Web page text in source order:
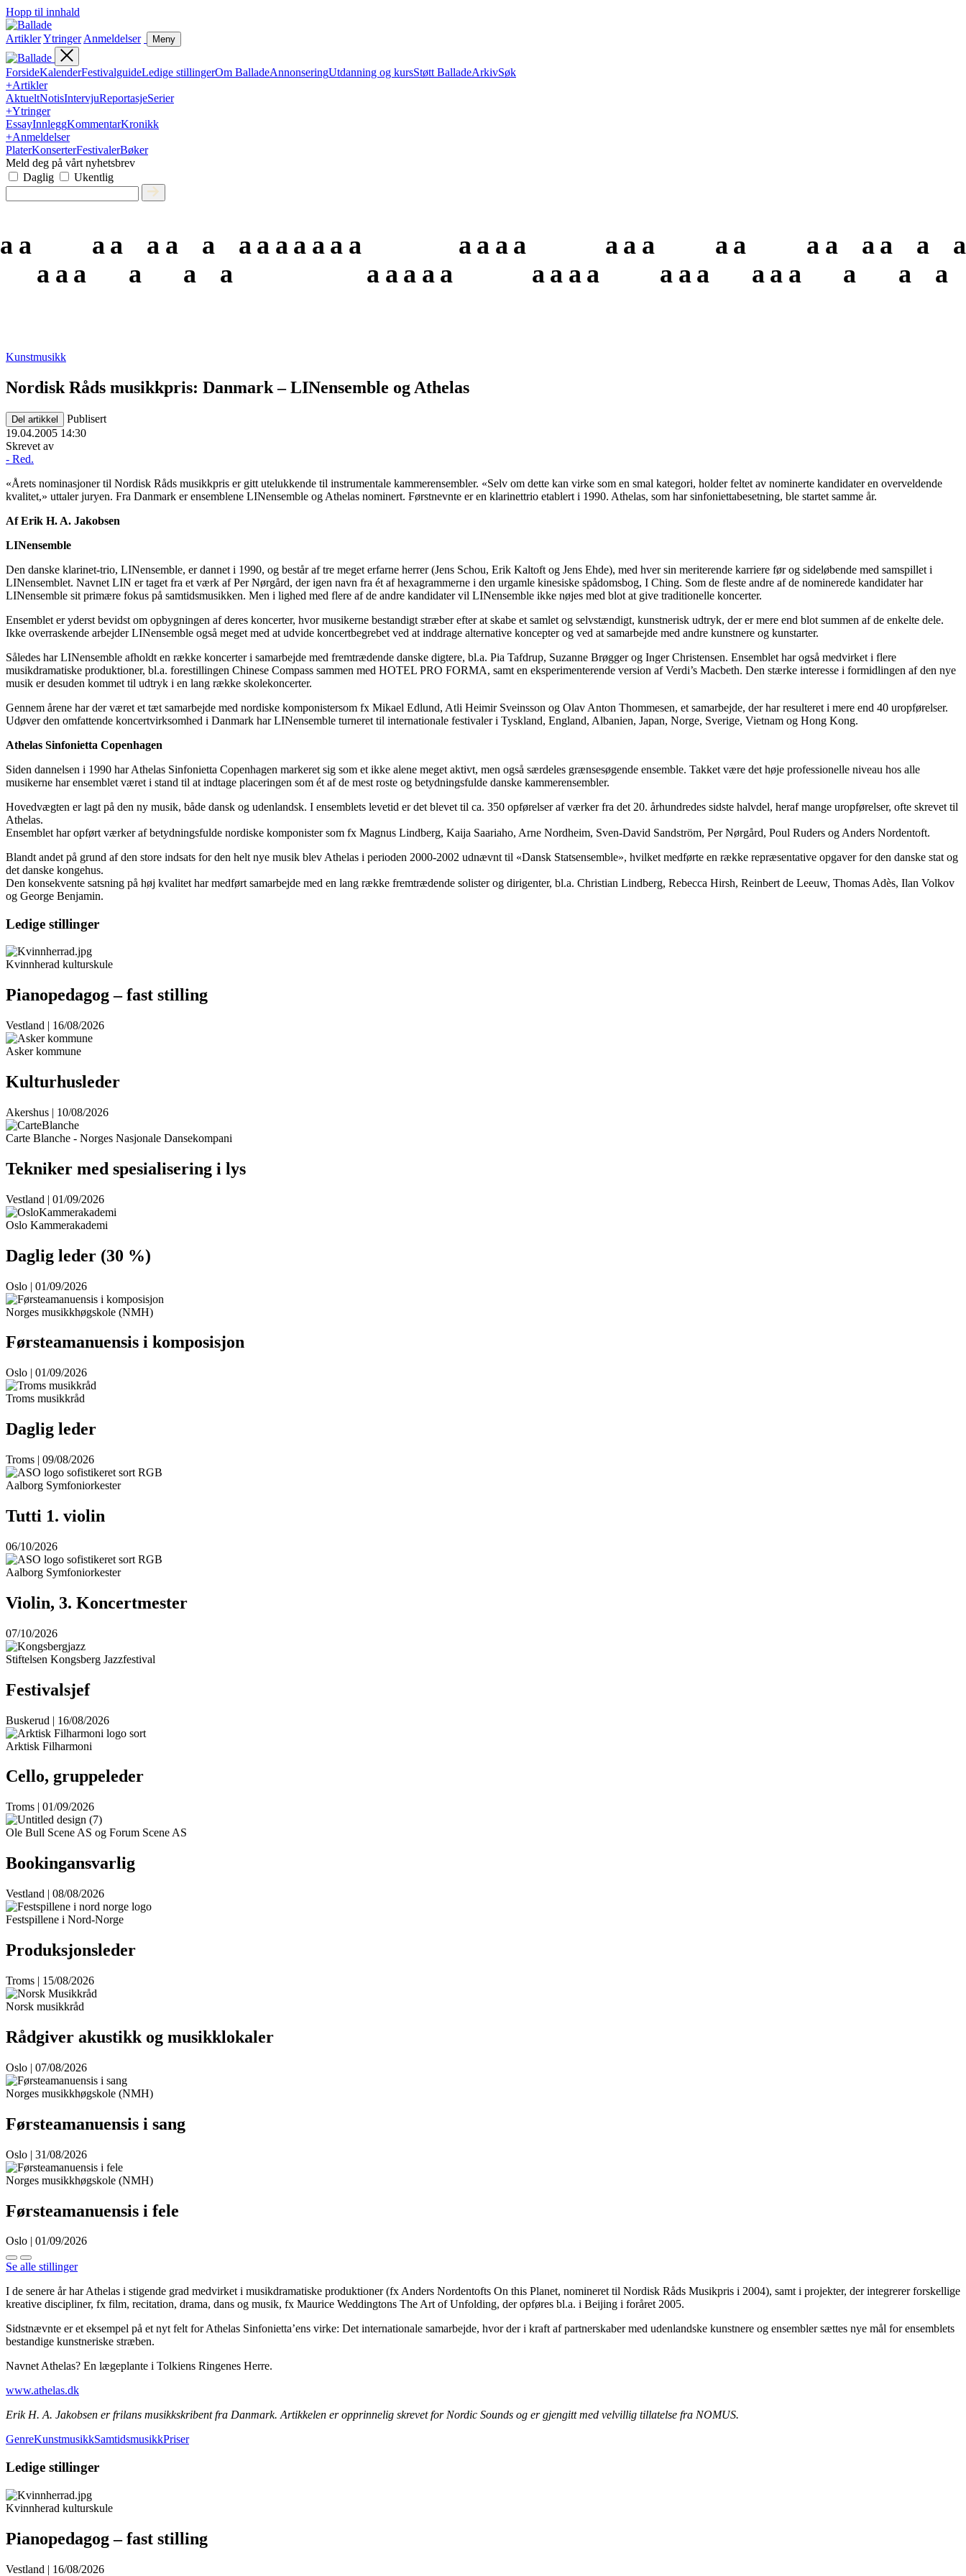
Hopp til innhald
ArtiklerYtringer Anmeldelser Meny
ForsideKalenderFestivalguideLedige stillingerOm BalladeAnnonseringUtdanning og kursStøtt BalladeArkivSøk
+Artikler
AktueltNotisIntervjuReportasjeSerier
+Ytringer
EssayInnleggKommentarKronikk
+Anmeldelser
PlaterKonserterFestivalerBøker
Meld deg på vårt nyhetsbrev
Daglig
Ukentlig
a
a
a
a
a
a
a
a
a
a
a
a
a
a
Kunstmusikk
Nordisk Råds musikkpris: Danmark – LINensemble og Athelas
Del artikkel
Publisert
19.04.2005 14:30
Skrevet av
- Red.
«Årets nominasjoner til Nordisk Råds musikkpris er gitt utelukkende til instrumentale kammerensembler. «Selv om dette kan virke som en smal kategori, holder feltet av nominerte kandidater en overveldende
kvalitet,» uttaler juryen. Fra Danmark er ensemblene LINensemble og Athelas nominert. Førstnevnte er en klarinettrio etablert i 1990. Athelas, som har sinfoniettabesetning, ble startet samme år.
Af Erik H. A. Jakobsen
LINensemble
Den danske klarinet-trio, LINensemble, er dannet i 1990, og består af tre meget erfarne herrer (Jens Schou, Erik Kaltoft og Jens Ehde), med hver sin meriterende karriere før og sideløbende med samspillet i
LINensemblet. Navnet LIN er taget fra et værk af Per Nørgård, der igen navn fra ét af hexagrammerne i den urgamle kinesiske spådomsbog, I Ching. Som de fleste andre af de nominerede kandidater har
LINensemble sit primære fokus på samtidsmusikken. Men i lighed med flere af de andre kandidater vil LINensemble ikke nøjes med blot at give traditionelle koncerter.
Ensemblet er yderst bevidst om opbygningen af deres koncerter, hvor musikerne bestandigt stræber efter at skabe et samlet og selvstændigt, kunstnerisk udtryk, der er mere end blot summen af de enkelte dele.
Ikke overraskende arbejder LINensemble også meget med at udvide koncertbegrebet ved at inddrage alternative koncepter og ved at samarbejde med andre kunstnere og kunstarter.
Således har LINensemble afholdt en række koncerter i samarbejde med fremtrædende danske digtere, bl.a. Pia Tafdrup, Suzanne Brøgger og Inger Christensen. Ensemblet har også medvirket i flere
musikdramatiske produktioner, bl.a. forestillingen Chinese Compass sammen med HOTEL PRO FORMA, samt en eksperimenterende version af Verdi’s Macbeth. Den stærke interesse i formidlingen af den nye
musik er desuden kommet til udtryk i en lang række skolekoncerter.
Gennem årene har der været et tæt samarbejde med nordiske komponistersom fx Mikael Edlund, Atli Heimir Sveinsson og Olav Anton Thommesen, et samarbejde, der har resulteret i mere end 40 uropførelser.
Udøver den omfattende koncertvirksomhed i Danmark har LINensemble turneret til internationale festivaler i Tyskland, England, Albanien, Japan, Norge, Sverige, Vietnam og Hong Kong.
Athelas Sinfonietta Copenhagen
Siden dannelsen i 1990 har Athelas Sinfonietta Copenhagen markeret sig som et ikke alene meget aktivt, men også særdeles grænsesøgende ensemble. Takket være det høje professionelle niveau hos alle
musikerne har ensemblet været i stand til at indtage placeringen som ét af de mest roste og betydningsfulde danske kammerensembler.
Hovedvægten er lagt på den ny musik, både dansk og udenlandsk. I ensemblets levetid er det blevet til ca. 350 opførelser af værker fra det 20. århundredes sidste halvdel, heraf mange uropførelser, ofte skrevet til
Athelas.
Ensemblet har opført værker af betydningsfulde nordiske komponister som fx Magnus Lindberg, Kaija Saariaho, Arne Nordheim, Sven-David Sandström, Per Nørgård, Poul Ruders og Anders Nordentoft.
Blandt andet på grund af den store indsats for den helt nye musik blev Athelas i perioden 2000-2002 udnævnt til «Dansk Statsensemble», hvilket medførte en række repræsentative opgaver for den danske stat og
det danske kongehus.
Den konsekvente satsning på høj kvalitet har medført samarbejde med en lang række fremtrædende solister og dirigenter, bl.a. Christian Lindberg, Rebecca Hirsh, Reinbert de Leeuw, Thomas Adès, Ilan Volkov
og George Benjamin.
Ledige stillinger
Kvinnherad kulturskule
Pianopedagog – fast stilling
Vestland | 16/08/2026
Asker kommune
Kulturhusleder
Akershus | 10/08/2026
Carte Blanche - Norges Nasjonale Dansekompani
Tekniker med spesialisering i lys
Vestland | 01/09/2026
Oslo Kammerakademi
Daglig leder (30 %)
Oslo | 01/09/2026
Norges musikkhøgskole (NMH)
Førsteamanuensis i komposisjon
Oslo | 01/09/2026
Troms musikkråd
Daglig leder
Troms | 09/08/2026
Aalborg Symfoniorkester
Tutti 1. violin
06/10/2026
Aalborg Symfoniorkester
Violin, 3. Koncertmester
07/10/2026
Stiftelsen Kongsberg Jazzfestival
Festivalsjef
Buskerud | 16/08/2026
Arktisk Filharmoni
Cello, gruppeleder
Troms | 01/09/2026
Ole Bull Scene AS og Forum Scene AS
Bookingansvarlig
Vestland | 08/08/2026
Festspillene i Nord-Norge
Produksjonsleder
Troms | 15/08/2026
Norsk musikkråd
Rådgiver akustikk og musikklokaler
Oslo | 07/08/2026
Norges musikkhøgskole (NMH)
Førsteamanuensis i sang
Oslo | 31/08/2026
Norges musikkhøgskole (NMH)
Førsteamanuensis i fele
Oslo | 01/09/2026
Se alle stillinger
I de senere år har Athelas i stigende grad medvirket i musikdramatiske produktioner (fx Anders Nordentofts On this Planet, nomineret til Nordisk Råds Musikpris i 2004), samt i projekter, der integrerer forskellige
kreative discipliner, fx film, recitation, drama, dans og musik, fx Maurice Weddingtons The Art of Unfolding, der opføres bl.a. i Beijing i foråret 2005.
Sidstnævnte er et eksempel på et nyt felt for Athelas Sinfonietta’ens virke: Det internationale samarbejde, hvor der i kraft af partnerskaber med udenlandske kunstnere og ensembler sættes nye mål for ensemblets
bestandige kunstneriske stræben.
Navnet Athelas? En lægeplante i Tolkiens Ringenes Herre.
www.athelas.dk
Erik H. A. Jakobsen er frilans musikkskribent fra Danmark. Artikkelen er opprinnelig skrevet for Nordic Sounds og er gjengitt med velvillig tillatelse fra NOMUS.
GenreKunstmusikkSamtidsmusikkPriser
Ledige stillinger
Kvinnherad kulturskule
Pianopedagog – fast stilling
Vestland | 16/08/2026